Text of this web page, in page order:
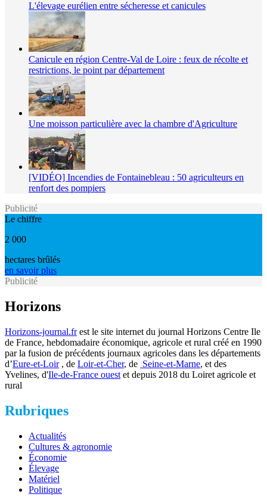
L'élevage eurélien entre sécheresse et canicules
Canicule en région Centre-Val de Loire : feux de récolte et
restrictions, le point par département
Une moisson particulière avec la chambre d'Agriculture
[VIDÉO] Incendies de Fontainebleau : 50 agriculteurs en
renfort des pompiers
Publicité
Le chiffre
2 000
hectares brûlés
en savoir plus
Publicité
Horizons
Horizons-journal.frest le site internet du journal Horizons Centre Ile
de France, hebdomadaire économique, agricole et rural créé en 1990
par la fusion de précédents journaux agricoles dans les départements
d’Eure-et-Loir, de Loir-et-Cher, de Seine-et-Marne, et des
Yvelines, d'Ile-de-France ouest et depuis 2018 du Loiret agricole et
rural
Rubriques
Actualités
Cultures & agronomie
Économie
Élevage
Matériel
Politique